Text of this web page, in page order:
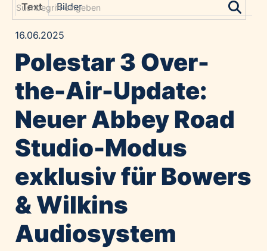
Grayling Agentur
Alawyer
Amadeus Austrian Music Awards
Constantia Flexibles
Costa Kreuzfahrten
Emirates
Expo 2025 Osaka
GE HealthCare
Home of Work
Huawei Consumer Business Group
Text Bilder
16.06.2025
Polestar 3 Over-
the-Air-Update:
Neuer Abbey Road
Studio-Modus
exklusiv für Bowers
& Wilkins
Audiosystem